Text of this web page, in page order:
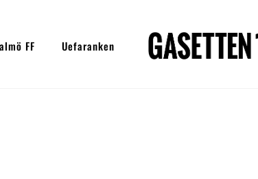
FF Uefaranken